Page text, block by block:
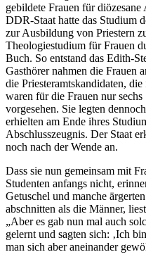
gebildete Frauen für
DDR-Staat hatte das Studium
zur Ausbildung von Priestern
Theologiestudium für Frauen
Buch. So entstand das Edith-
Gasthörer nahmen die Frauen
die Priesteramtskandidaten,
waren für die Frauen nur
vorgesehen. Sie legten
erhielten am Ende ihres
Abschlusszeugnis. Der Staat
noch nach der Wende an.
Dass sie nun gemeinsam mit
Studenten anfangs nicht,
Getuschel und manche
abschnitten als die Männer,
„Aber es gab nun mal auch
gelernt und sagten sich: ‚Ich
man sich aber aneinander